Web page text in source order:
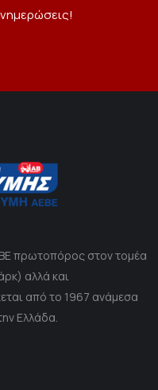
πρωτοπόρος στον τομέα
αλλά και
από το 1967 ανάμεσα
Ελλάδα.